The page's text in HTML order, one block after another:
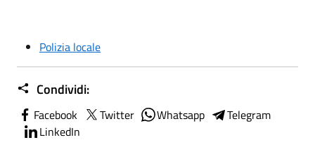
Polizia locale
Condividi:
Facebook Twitter Whatsapp
Telegram
LinkedIn